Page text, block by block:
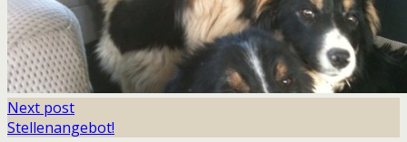
Next post
Stellenangebot!